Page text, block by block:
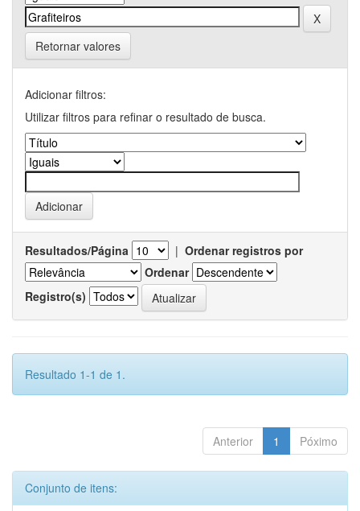
Retornar valores
Adicionar filtros:
Utilizar filtros para refinar o resultado de busca.
Resultados/Página | Ordenar registros por
Ordenar
Registro(s)
Resultado 1-1 de 1.
Anterior 1 Póximo
Conjunto de itens: